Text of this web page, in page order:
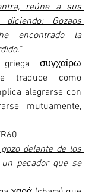
reúne a sus
Gozaos
encontrado la
traduce como
alegrarse con
mutuamente,
delante de los
pecador que se